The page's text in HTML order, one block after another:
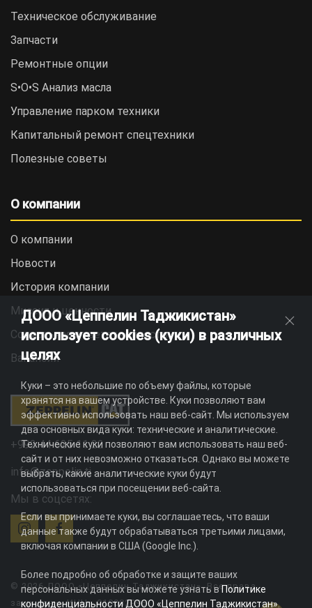
Техническое обслуживание
Запчасти
Ремонтные опции
S•O•S Анализ масла
Управление парком техники
Капитальный ремонт спецтехники
Полезные советы
О компании
О компании
Новости
История компании
Миссия и ценности
Социальная ответственность
Вакансии
+992 44 625 11 22
info@zeppelin.tj
Мы в соцсетях:
© 2026 ДООО «Цеппелин Таджикистан». Все права
защищены. ИНН - 010082996
ДООО «Цеппелин Таджикистан»
использует cookies (куки) в различных
целях
Куки – это небольшие по объему файлы, которые
хранятся на вашем устройстве. Куки позволяют вам
эффективно использовать наш веб-сайт. Мы используем
два основных вида куки: технические и аналитические.
Технические куки позволяют вам использовать наш веб-
сайт и от них невозможно отказаться. Однако вы можете
выбрать, какие аналитические куки будут
использоваться при посещении веб-сайта.
Если вы принимаете куки, вы соглашаетесь, что ваши
данные также будут обрабатываться третьими лицами,
включая компании в США (Google Inc.).
Более подробно об обработке и защите ваших
персональных данных вы можете узнать вПолитике
конфиденциальности ДООО «Цеппелин Таджикистан».